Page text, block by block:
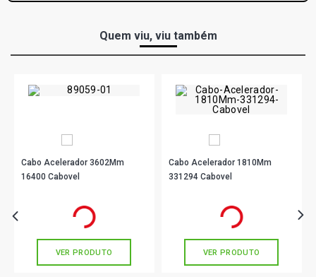
Quem viu, viu também
Cabo Acelerador 3602Mm
16400 Cabovel
em até 1x de
VER PRODUTO
Cabo Acelerador 1810Mm
331294 Cabovel
em até 1x de
VER PRODUTO